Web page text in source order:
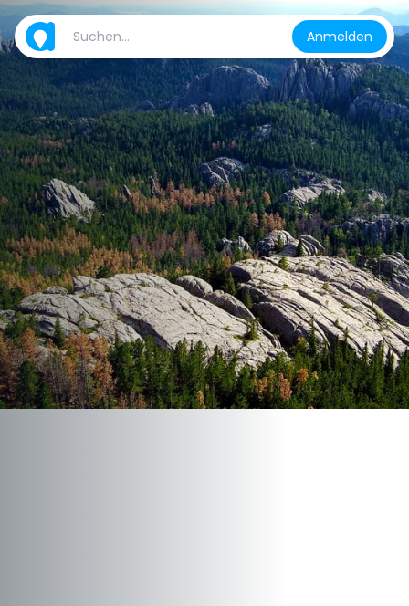
Anmelden